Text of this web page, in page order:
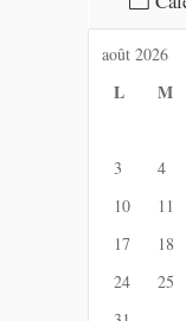
août 2026
L M
3
4
10
11
17
18
24
25